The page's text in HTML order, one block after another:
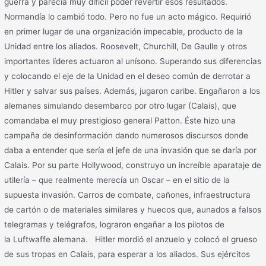
Normandía lo cambió todo. Pero no fue un acto mágico. Requirió
en primer lugar de una organización impecable, producto de la
Unidad entre los aliados. Roosevelt, Churchill, De Gaulle y otros
importantes líderes actuaron al unísono. Superando sus diferencias
y colocando el eje de la Unidad en el deseo común de derrotar a
Hitler y salvar sus países. Además, jugaron caribe. Engañaron a los
alemanes simulando desembarco por otro lugar (Calais), que
comandaba el muy prestigioso general Patton. Éste hizo una
campaña de desinformación dando numerosos discursos donde
daba a entender que sería el jefe de una invasión que se daría por
Calais. Por su parte Hollywood, construyo un increíble aparataje de
utilería – que realmente merecía un Oscar – en el sitio de la
supuesta invasión. Carros de combate, cañones, infraestructura
de cartón o de materiales similares y huecos que, aunados a falsos
telegramas y telégrafos, lograron engañar a los pilotos de
la Luftwaffe alemana. Hitler mordió el anzuelo y colocó el grueso
de sus tropas en Calais, para esperar a los aliados. Sus ejércitos